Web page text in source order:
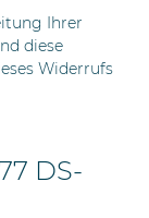
Ihrer
diese
Widerrufs
DS-